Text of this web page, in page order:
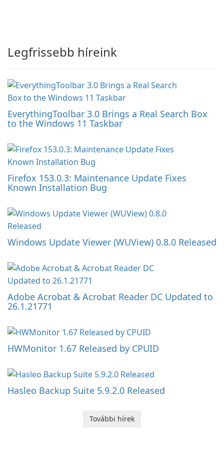
Legfrissebb híreink
EverythingToolbar 3.0 Brings a Real Search Box
to the Windows 11 Taskbar
Firefox 153.0.3: Maintenance Update Fixes
Known Installation Bug
Windows Update Viewer (WUView) 0.8.0 Released
Adobe Acrobat & Acrobat Reader DC Updated to
26.1.21771
HWMonitor 1.67 Released by CPUID
Hasleo Backup Suite 5.9.2.0 Released
További hírek